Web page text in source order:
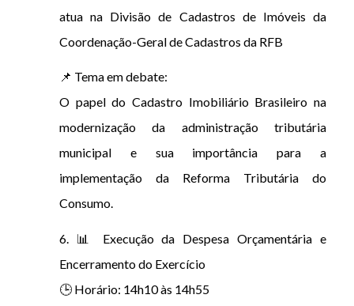
atua na Divisão de Cadastros de Imóveis da
Coordenação-Geral de Cadastros da RFB
📌 Tema em debate:
O papel do Cadastro Imobiliário Brasileiro na
modernização da administração tributária
municipal e sua importância para a
implementação da Reforma Tributária do
Consumo.
6. 📊 Execução da Despesa Orçamentária e
Encerramento do Exercício
🕒 Horário: 14h10 às 14h55